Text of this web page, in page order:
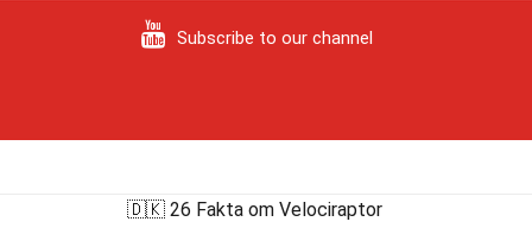
Subscribe to our channel
🇩🇰 26 Fakta om Velociraptor